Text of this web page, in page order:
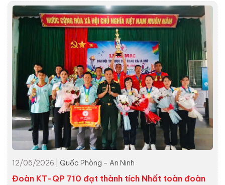
12/05/2026 | Quốc Phòng - An Ninh
Đoàn KT-QP 710 đạt thành tích Nhất toàn đoàn